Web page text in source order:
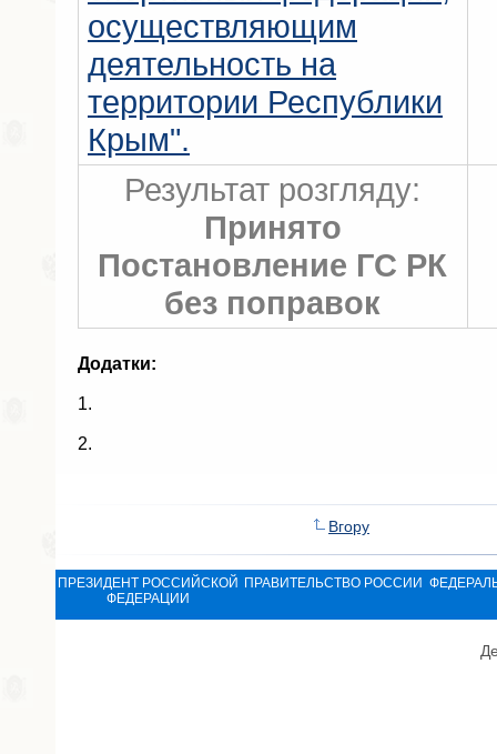
осуществляющим
деятельность на
территории Республики
Крым".
Результат розгляду:
Принято
Постановление ГС РК
без поправок
Додатки:
1.
2.
Вгору
ПРЕЗИДЕНТ РОССИЙСКОЙ
ФЕДЕРАЦИИ
ПРАВИТЕЛЬСТВО РОССИИ